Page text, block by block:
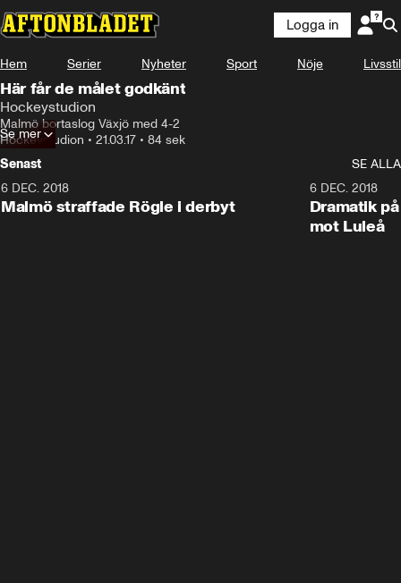
Logga in
Hem Serier Nyheter Sport Nöje Livsstil
Här får de målet godkänt
Hockeystudion
Malmö bortaslog Växjö med 4-2
Hockeystudion • 21.03.17 • 84 sek
Se mer
Senast
SE ALLA
6 DEC. 2018
Malmö straffade Rögle i derbyt
6 DEC. 2018
Dramatik
mot Luleå